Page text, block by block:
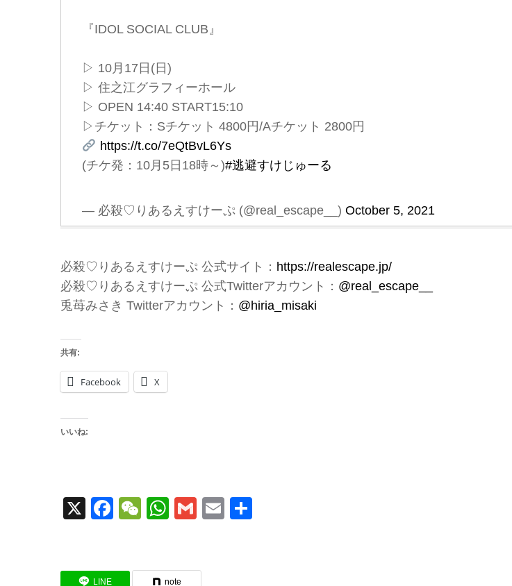
『IDOL SOCIAL CLUB』
▷ 10月17日(日)
▷ 住之江グラフィーホール
▷ OPEN 14:40 START15:10
▷チケット：Sチケット 4800円/Aチケット 2800円
https://t.co/7eQtBvL6Ys
(チケ発：10月5日18時～)#逃避すけじゅーる
— 必殺♡りあるえすけーぷ (@real_escape__) October 5, 2021
必殺♡りあるえすけーぷ 公式サイト： https://realescape.jp/
必殺♡りあるえすけーぷ 公式Twitterアカウント： @real_escape__
兎苺みさき Twitterアカウント： @hiria_misaki
共有:
Facebook X
いいね:
X Facebook
WeChat
WhatsApp
GmailEmail
LINE note